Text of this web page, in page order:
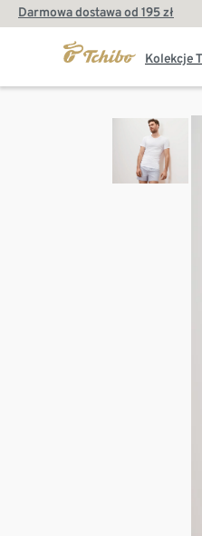
Darmowa dostawa od 195 zł
Kolekcje